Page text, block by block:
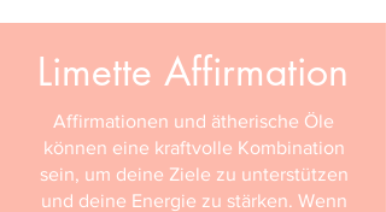
Limette Affirmation
Affirmationen und ätherische Öle
können eine kraftvolle Kombination
sein, um deine Ziele zu unterstützen
und deine Energie zu stärken. Wenn